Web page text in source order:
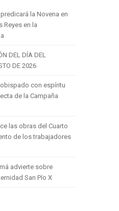
la Novena en
Reyes en la
DEL DÍA DEL
DE 2026
con espíritu
de la Campaña
las obras del Cuarto
de los trabajadores
advierte sobre
San Pío X